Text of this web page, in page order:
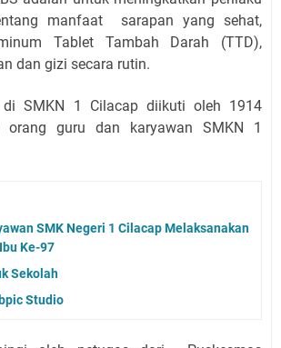
manfaat sarapan yang sehat,
Tablet Tambah Darah (TTD),
dan gizi secara rutin.
di SMKN 1 Cilacap diikuti oleh 1914
guru dan karyawan SMKN 1
SMK Negeri 1 Cilacap Melaksanakan
Ke-97
Sekolah
Studio